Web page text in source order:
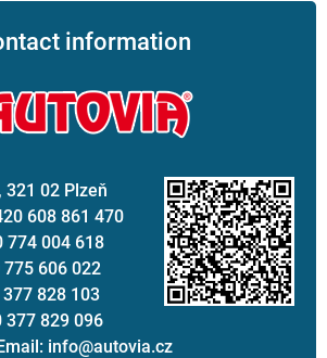
information
321 02 Plzeň
608 861 470
774 004 618
606 022
828 103
377 829 096
info@autovia.cz